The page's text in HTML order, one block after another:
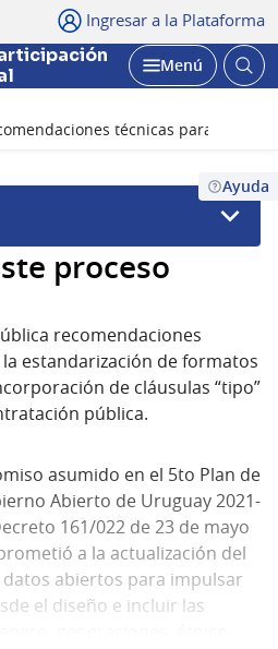
Ingresar a la Plataforma
Abrir
Menú
técnicas para datos
Ayuda
proceso
recomendaciones
estandarización de formatos
de cláusulas “tipo”
pública.
asumido en el 5to Plan de
Abierto de Uruguay 2021-
161/022 de 23 de mayo
a la actualización del
abiertos para impulsar
el diseño e incluir las